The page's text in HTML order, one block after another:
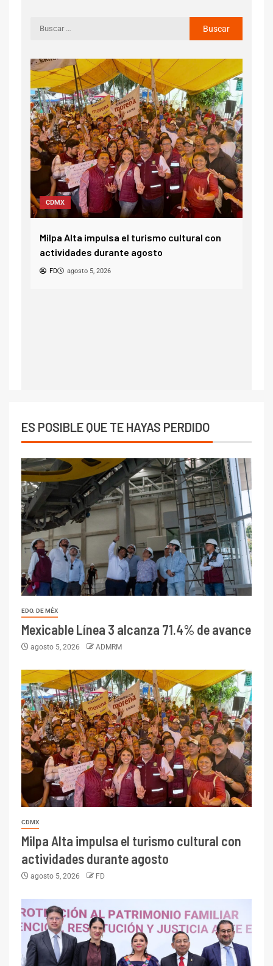
CDMX
CDMX refuerza estrategia contra el despojo
ADMRM agosto 5, 2026
ES POSIBLE QUE TE HAYAS PERDIDO
EDO. DE MÉX
Mexicable Línea 3 alcanza 71.4% de avance
agosto 5, 2026 ADMRM
CDMX
Milpa Alta impulsa el turismo cultural con
actividades durante agosto
agosto 5, 2026 FD